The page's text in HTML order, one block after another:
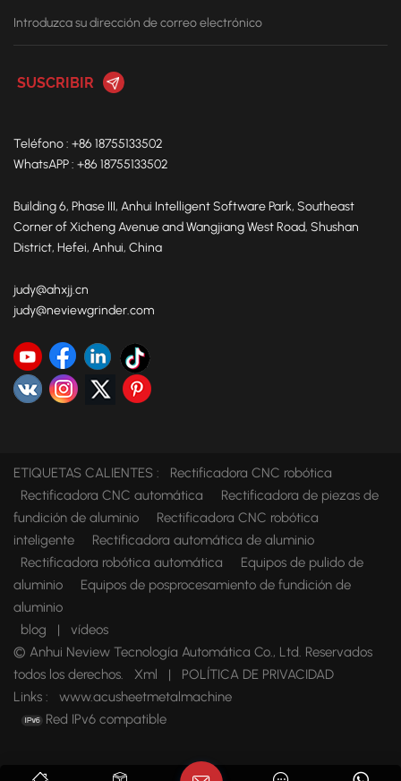
Teléfono : +86 18755133502
WhatsAPP : +86 18755133502
Building 6, Phase III, Anhui Intelligent Software Park, Southeast
Corner of Xicheng Avenue and Wangjiang West Road, Shushan
District, Hefei, Anhui, China
judy@ahxjj.cn
judy@neviewgrinder.com
ETIQUETAS CALIENTES :
Rectificadora CNC robótica
Rectificadora CNC automática
Rectificadora de piezas de
fundición de aluminio
Rectificadora CNC robótica
inteligente
Rectificadora automática de aluminio
Rectificadora robótica automática
Equipos de pulido de
aluminio
Equipos de posprocesamiento de fundición de
aluminio
blog
|
vídeos
© Anhui Neview Tecnología Automática Co., Ltd. Reservados
todos los derechos.
Xml |
POLÍTICA DE PRIVACIDAD
Links :
www.acusheetmetalmachine
Red IPv6 compatible